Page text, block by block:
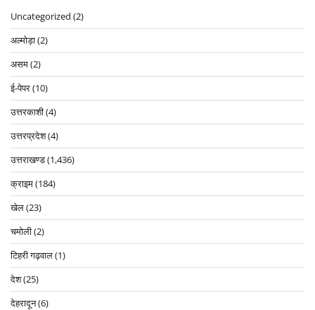
Uncategorized (2)
अल्मोड़ा(2)
असम(2)
ई-पेपर(10)
उत्तरकाशी(4)
उत्तरप्रदेश(4)
उत्तराखण्ड(1,436)
क्राइम(184)
खेल(23)
चमोली(2)
टिहरी गढ़वाल(1)
देश(25)
देहरादून(6)